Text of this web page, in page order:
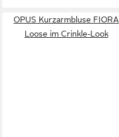
OPUS Kurzarmbluse FIORA
Loose im Crinkle-Look